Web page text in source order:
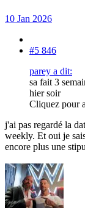
10 Jan 2026
#5 846
parey a dit:
sa fait 3
hier soir
Cliquez pour
j'ai pas regardé la
weekly. Et oui je
encore plus une